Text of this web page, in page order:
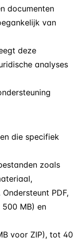
documenten
van
deze
analyses
die specifiek
zoals
PDF,
500 MB) en
voor ZIP), tot 40